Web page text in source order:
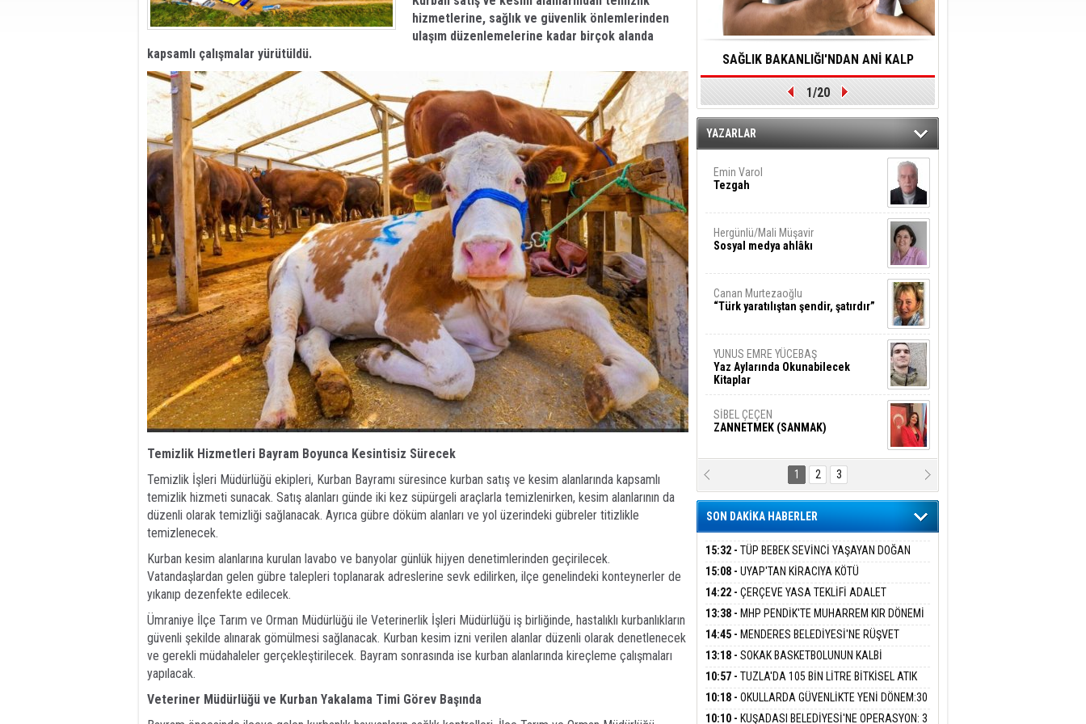
hizmetlerine, sağlık ve güvenlik önlemlerinden
ulaşım düzenlemelerine kadar birçok alanda
kapsamlı çalışmalar yürütüldü.
Temizlik Hizmetleri Bayram Boyunca Kesintisiz Sürecek
Temizlik İşleri Müdürlüğü ekipleri, Kurban Bayramı süresince kurban satış ve kesim alanlarında kapsamlı
temizlik hizmeti sunacak. Satış alanları günde iki kez süpürgeli araçlarla temizlenirken, kesim alanlarının da
düzenli olarak temizliği sağlanacak. Ayrıca gübre döküm alanları ve yol üzerindeki gübreler titizlikle
temizlenecek.
Kurban kesim alanlarına kurulan lavabo ve banyolar günlük hijyen denetimlerinden geçirilecek.
Vatandaşlardan gelen gübre talepleri toplanarak adreslerine sevk edilirken, ilçe genelindeki konteynerler de
yıkanıp dezenfekte edilecek.
Ümraniye İlçe Tarım ve Orman Müdürlüğü ile Veterinerlik İşleri Müdürlüğü iş birliğinde, hastalıklı kurbanlıkların
güvenli şekilde alınarak gömülmesi sağlanacak. Kurban kesim izni verilen alanlar düzenli olarak denetlenecek
ve gerekli müdahaleler gerçekleştirilecek. Bayram sonrasında ise kurban alanlarında kireçleme çalışmaları
yapılacak.
Veteriner Müdürlüğü ve Kurban Yakalama Timi Görev Başında
SAĞLIK BAKANLIĞI'NDAN ANİ KALP
DURMALARINA HIZLI MÜDAHALE
EDİLMESİNE YÖNELİK ÖNLENMESİ İÇİN
1/20
YAZARLAR
Emin Varol
Tezgah
Hergünlü/Mali Müşavir
Sosyal medya ahlâkı
Canan Murtezaoğlu
“Türk yaratılıştan şendir, şatırdır”
YUNUS EMRE YÜCEBAŞ
Yaz Aylarında Okunabilecek
Kitaplar
SİBEL ÇEÇEN
ZANNETMEK (SANMAK)
Karanlık DNA Kuşaklararası
Şiddetin Biyolojik Faturası
Şiyar Adıyaman
Ben Bu Sahaya Sığmazam
Hasan Ali Çölük
Bir Satırın İçindeki İnsan
Ezgi Kılıç
SİVAS: ATEŞE ATILAN VİCDAN
BARIŞ BAŞARSLAN
1 2 3
SON DAKİKA HABERLER
15:32 - TÜP BEBEK SEVİNCİ YAŞAYAN DOĞAN
AİLESİNE BAKANLIK DESTEĞİ
15:08 - UYAP'TAN KİRACIYA KÖTÜ
HABER:''TEBLİGAT GELMEDİ'' SAVUNMASI
MAHKEMEDEN DÖNDÜ
14:22 - ÇERÇEVE YASA TEKLİFİ ADALET
KOMİSYONU'NDAN GEÇTİ:SÜREÇ NASIL
İŞLEYECEK?
13:38 - MHP PENDİK'TE MUHARREM KIR DÖNEMİ
DEVAM EDİYOR
14:45 - MENDERES BELEDİYESİ'NE RÜŞVET
OPERASYONU:BELEDİYE BAŞKANI İLKAY ÇİÇEK
ADLİYEYE SEVK EDİLDİ
13:18 - SOKAK BASKETBOLUNUN KALBİ
ÜMRANİYE’DE ATACAK
10:57 - TUZLA'DA 105 BİN LİTRE BİTKİSEL ATIK
YAĞ TOPLANDI
10:18 - OKULLARDA GÜVENLİKTE YENİ DÖNEM:30
BİN PERSONEL ALINACAK DEDEKTÖRLÜ ARAMA
10:10 - KUŞADASI BELEDİYESİ'NE OPERASYON: 3